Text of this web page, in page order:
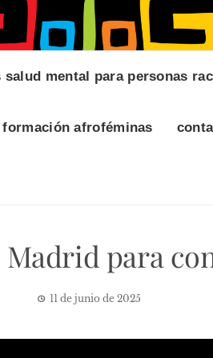
salud mental para personas
formación afroféminas
Madrid para
11 de junio de 2025